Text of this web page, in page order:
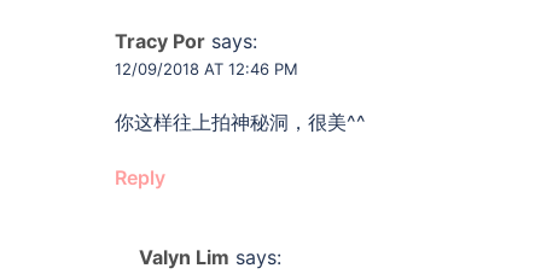
Tracy Por says:
12/09/2018 AT 12:46 PM
你这样往上拍神秘洞，很美^^
Reply
Valyn Lim says: